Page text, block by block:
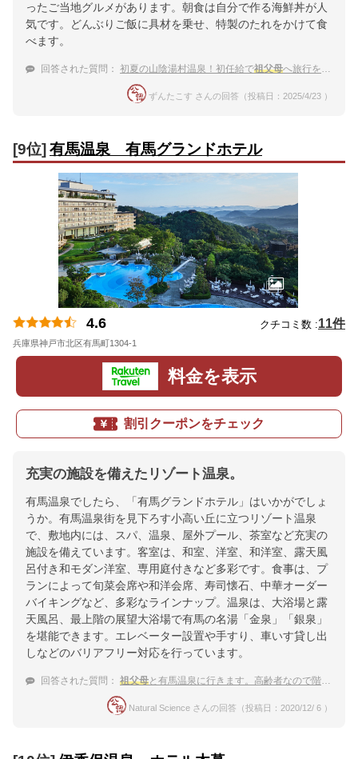
ったご当地グルメがあります。朝食は自分で作る海鮮丼が人
気です。どんぶりご飯に具材を乗せ、特製のたれをかけて食
べます。
回答された質問： 初夏の山陰湯村温泉！初任給で祖父母へ旅行をプレゼントしたい。
ずんたこす さんの回答（投稿日：2025/4/23 ）
[9位] 有馬温泉 有馬グランドホテル
4.6 クチコミ数 :11件
兵庫県神戸市北区有馬町1304-1
料金を表示
割引クーポンをチェック
充実の施設を備えたリゾート温泉。
有馬温泉でしたら、「有馬グランドホテル」はいかがでしょ
うか。有馬温泉街を見下ろす小高い丘に立つリゾート温泉
で、敷地内には、スパ、温泉、屋外プール、茶室など充実の
施設を備えています。客室は、和室、洋室、和洋室、露天風
呂付き和モダン洋室、専用庭付きなど多彩です。食事は、プ
ランによって旬菜会席や和洋会席、寿司懐石、中華オーダー
バイキングなど、多彩なラインナップ。温泉は、大浴場と露
天風呂、最上階の展望大浴場で有馬の名湯「金泉」「銀泉」
を堪能できます。エレベーター設置や手すり、車いす貸し出
しなどのバリアフリー対応を行っています。
回答された質問： 祖父母と有馬温泉に行きます。高齢者なので階段のない宿がいいと思っています。教えてください！
Natural Science さんの回答（投稿日：2020/12/ 6 ）